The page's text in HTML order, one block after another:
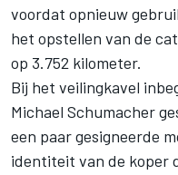
voordat opnieuw
het opstellen van de
op 3.752 kilometer.
Bij het veilingkavel
Michael Schumacher
een paar gesigneerde
identiteit van de koper